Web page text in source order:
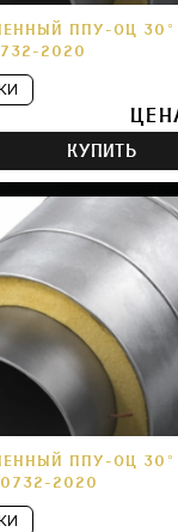
ППУ-ОЦ
2020
КУПИТЬ
ППУ-ОЦ
2020